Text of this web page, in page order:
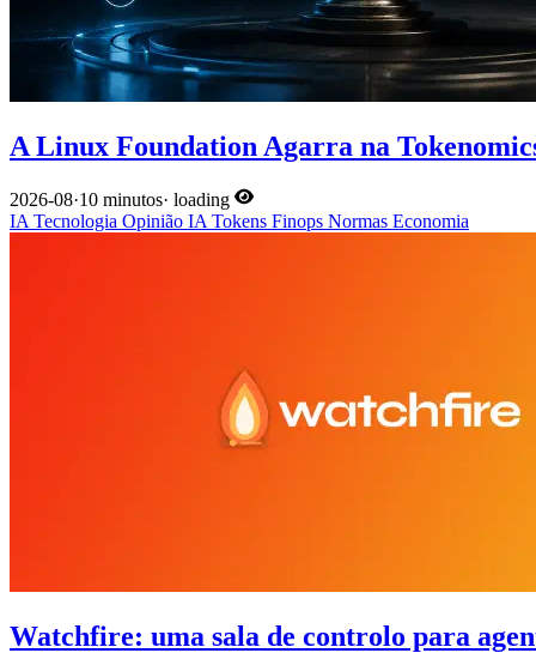
A Linux Foundation Agarra na
2026-08·10 minutos· loading
IA Tecnologia Opinião IA Tokens Finops Normas Economia
Watchfire: uma sala de controlo para